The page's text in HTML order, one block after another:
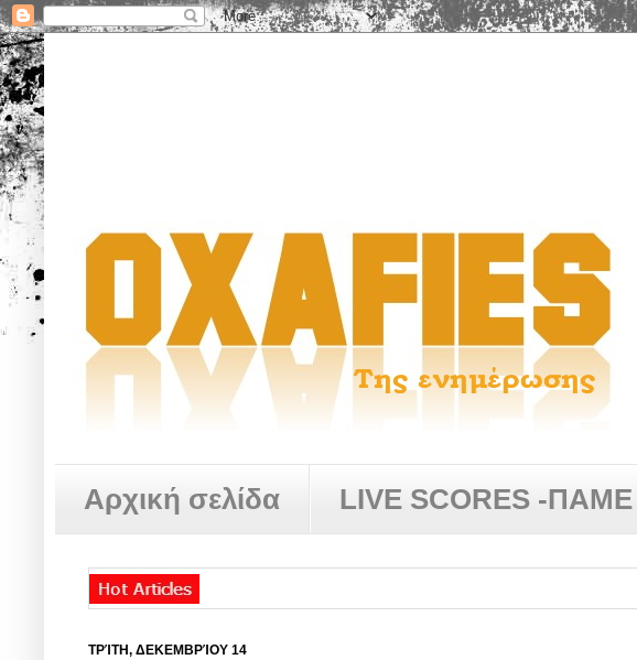
Αρχική σελίδα LIVE SCORES -
ΤΡΊΤΗ, ΔΕΚΕΜΒΡΊΟΥ 14